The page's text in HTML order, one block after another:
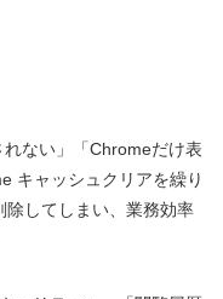
れない」「Chromeだけ表
キャッシュクリアを繰り
してしまい、業務効率